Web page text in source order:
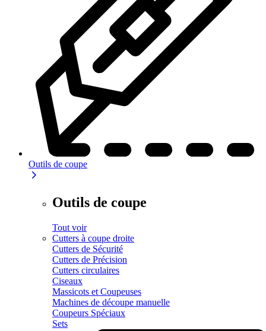
Outils de coupe
Outils de coupe
Tout voir
Cutters à coupe droite
Cutters de Sécurité
Cutters de Précision
Cutters circulaires
Ciseaux
Massicots et Coupeuses
Machines de découpe manuelle
Coupeurs Spéciaux
Sets